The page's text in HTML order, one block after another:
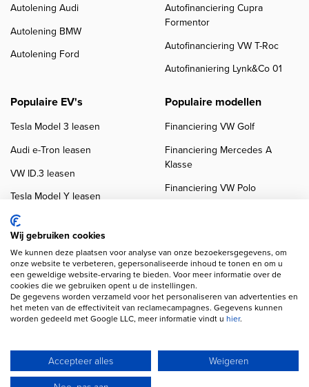
Autolening Audi
Autolening BMW
Autolening Ford
Autofinanciering Cupra
Formentor
Autofinanciering VW T-Roc
Autofinaniering Lynk&Co 01
Populaire EV's
Tesla Model 3 leasen
Audi e-Tron leasen
VW ID.3 leasen
Tesla Model Y leasen
VW ID.4 leasen
Populaire modellen
Financiering VW Golf
Financiering Mercedes A
Klasse
Financiering VW Polo
Copyright navigation
Klanten beoordelingen
Autobedrijven
Wij gebruiken AI voor afbeeldingen en teksten
Wij gebruiken cookies
We kunnen deze plaatsen voor analyse van onze bezoekersgegevens, om
onze website te verbeteren, gepersonaliseerde inhoud te tonen en om u
een geweldige website-ervaring te bieden. Voor meer informatie over de
cookies die we gebruiken opent u de instellingen.
De gegevens worden verzameld voor het personaliseren van advertenties en
het meten van de effectiviteit van reclamecampagnes. Gegevens kunnen
worden gedeeld met Google LLC, meer informatie vindt u hier.
Accepteer alles
Weigeren